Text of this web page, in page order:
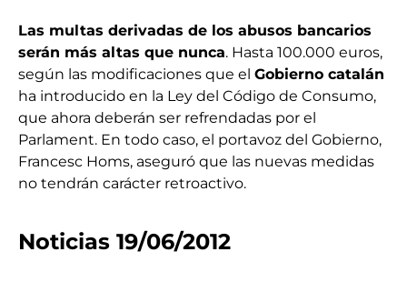
Las multas derivadas de los abusos bancarios
serán más altas que nunca. Hasta 100.000 euros,
según las modificaciones que el Gobierno catalán
ha introducido en la Ley del Código de Consumo,
que ahora deberán ser refrendadas por el
Parlament. En todo caso, el portavoz del Gobierno,
Francesc Homs, aseguró que las nuevas medidas
no tendrán carácter retroactivo.
Noticias 19/06/2012